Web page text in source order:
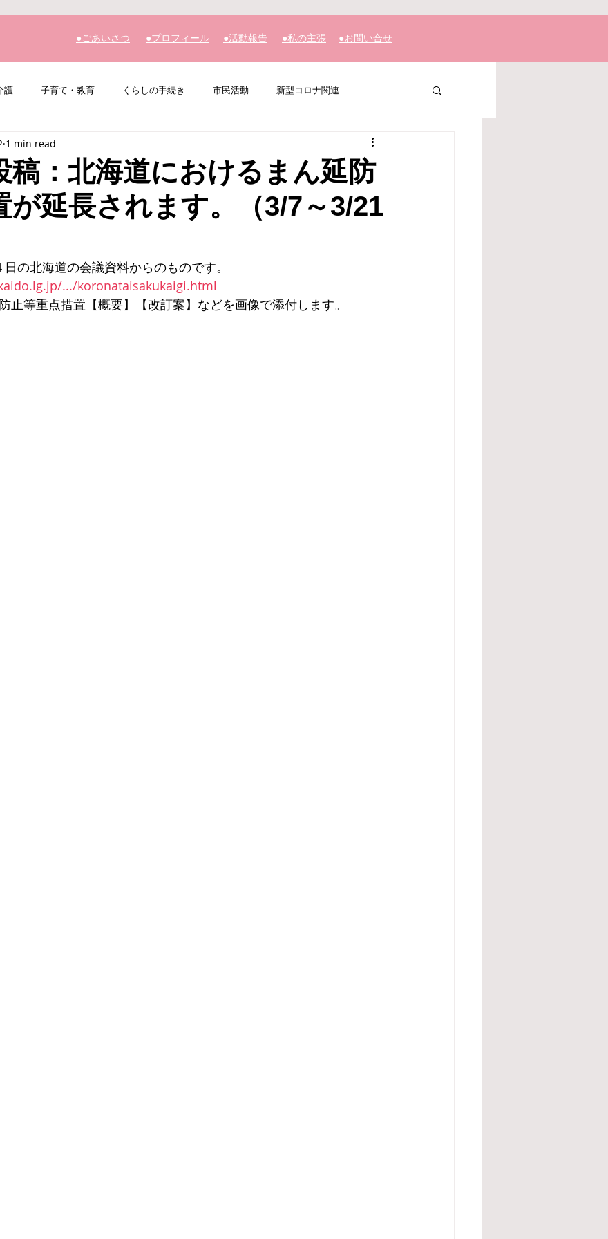
​●ごあいさつ ​●プロフィール ​●活動報告 ​●私の主張 ​●お問い合せ
護 子育て・教育 くらしの手続き 市民活動 新型コロナ関連
その他
稿：北海道におけるまん延防
が延長されます。（3/7～3/21
1 min read
の北海道の会議資料からのものです。
.../koronataisakukaigi.html
止等重点措置【概要】【改訂案】などを画像で添付します。